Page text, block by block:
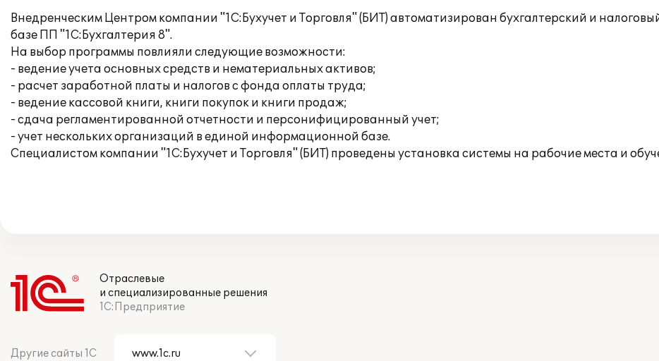
Внедренческим Центром компании "1С:Бухучет и Торговля" (БИТ) автоматизирован бухгалтерский и
базе ПП "1С:Бухгалтерия 8".
На выбор программы повлияли следующие возможности:
- ведение учета основных средств и нематериальных активов;
- расчет заработной платы и налогов с фонда оплаты труда;
- ведение кассовой книги, книги покупок и книги продаж;
- сдача регламентированной отчетности и персонифицированный учет;
- учет нескольких организаций в единой информационной базе.
Специалистом компании "1С:Бухучет и Торговля" (БИТ) проведены установка системы на рабочие места и
Отраслевые
и специализированные решения
1С:Предприятие
Другие сайты 1С